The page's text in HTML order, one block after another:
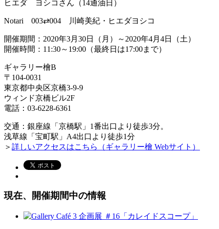
ヒエダ ヨシコさん（14通油日）
Notari 003⇄004 川崎美紀・ヒエダヨシコ
開催期間：2020年3月30日（月）～2020年4月4日（土）
開催時間：11:30～19:00（最終日は17:00まで）
ギャラリー檜B
〒104-0031
東京都中央区京橋3-9-9
ウィンド京橋ビル2F
電話： 03-6228-6361
交通：銀座線「京橋駅」1番出口より徒歩3分。
浅草線「宝町駅」A4出口より徒歩1分
＞ 詳しいアクセスはこちら（ギャラリー檜 Webサイト）
現在、開催期間中の情報